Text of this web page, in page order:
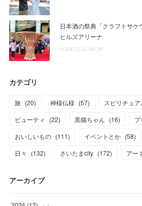
日本酒の祭典「クラフトサ
ヒルズアリーナ
2024.03.12 08:38
カテゴリ
旅 (20) 神様仏様 (57) スピリチュア
ビューティ
(22) 黒猫ちゃん (16)
おいしいもの (111) イベントとか (58)
日々
(132) さいたまcity (172) アー
アーカイブ